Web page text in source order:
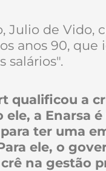
Julio de Vido,
anos 90, que
salários".
qualificou a
a Enarsa
ter uma
ele, o
na gestão